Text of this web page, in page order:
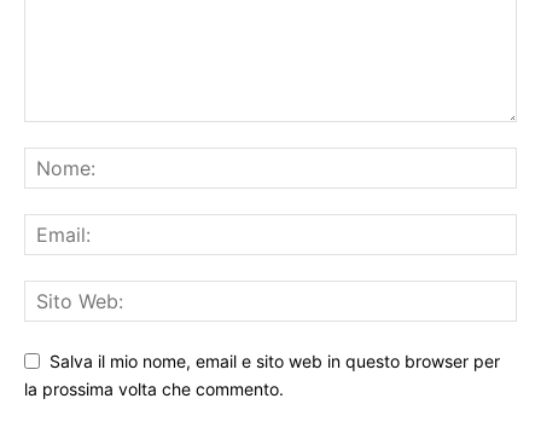
Salva il mio nome, email e sito web in questo browser per
la prossima volta che commento.